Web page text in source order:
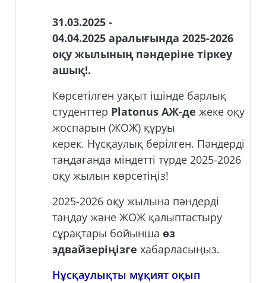
31.03.2025 -
04.04.2025 аралығында 2025-2026
оқу жылының пәндеріне тіркеу
ашық!.
Көрсетілген уақыт ішінде барлық
студенттер Platonus АЖ-де жеке оқу
жоспарын (ЖОЖ) құруы
керек. Нұсқаулық берілген. Пәндерді
таңдағанда міндетті түрде 2025-2026
оқу жылын көрсетіңіз!
2025-2026 оқу жылына пәндерді
таңдау және ЖОЖ қалыптастыру
сұрақтары бойынша өз
эдвайзеріңізге хабарласыңыз.
Нұсқаулықты мұқият оқып